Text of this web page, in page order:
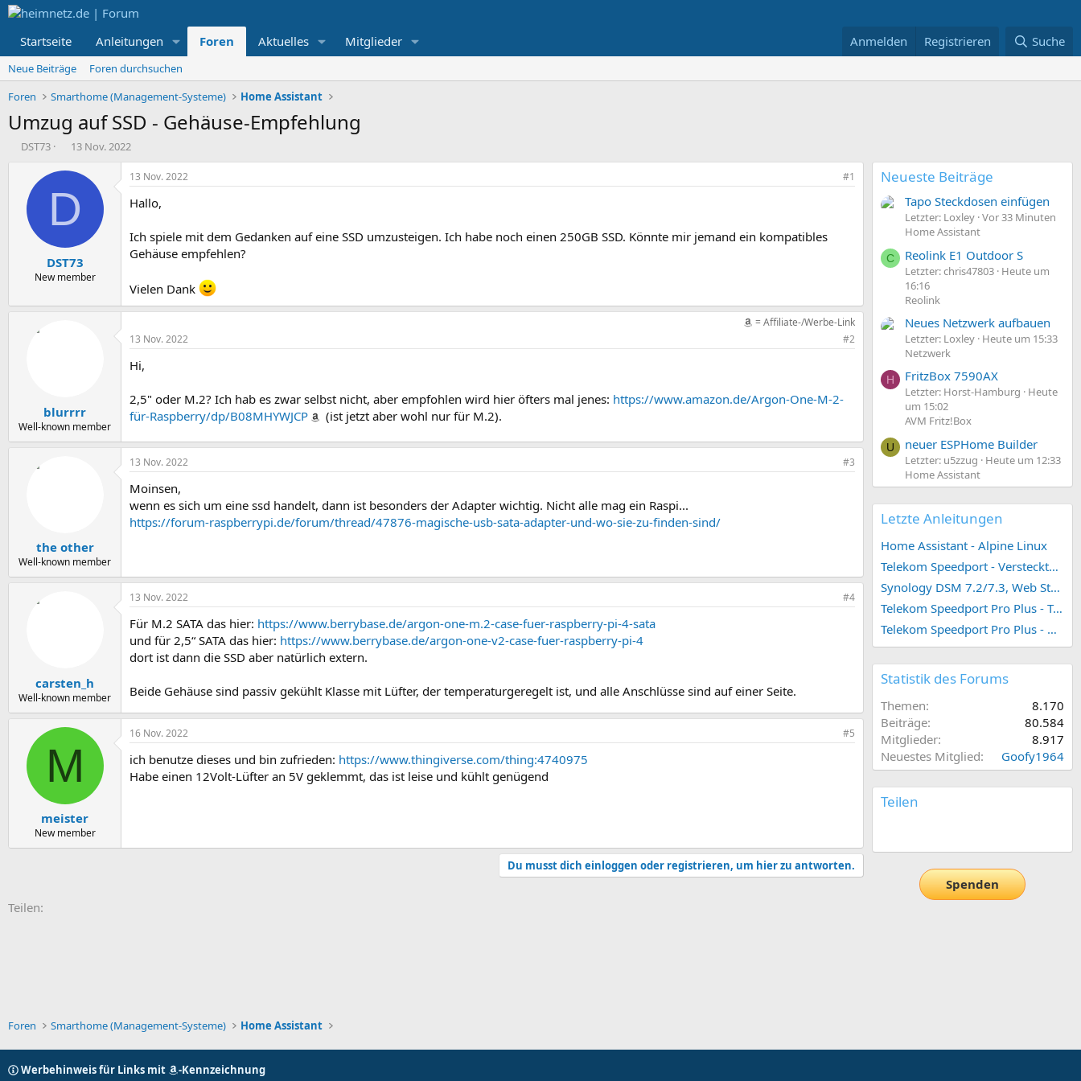
Startseite Anleitungen Foren Aktuelles Mitglieder Anmelden Registrieren Suche
Neue Beiträge
Foren durchsuchen
Foren
Smarthome (Management-Systeme) Home Assistant
Umzug auf SSD - Gehäuse-Empfehlung
E
DST73
E
s
e
l
t
a
m
13 Nov. 2022
D
DST73
New member
13 Nov. 2022 #1
Hallo,
Ich spiele mit dem Gedanken auf eine SSD umzusteigen. Ich habe noch einen 250GB SSD. Könnte mir jemand ein kompatibles
Gehäuse empfehlen?
Vielen Dank
blurrrr
Well-known member
= Affiliate-/Werbe-Link
13 Nov. 2022
#2
Hi,
2,5" oder M.2? Ich hab es zwar selbst nicht, aber empfohlen wird hier öfters mal jenes: https://www.amazon.de/Argon-One-M-2-
für-Raspberry/dp/B08MHYWJCP
(ist jetzt aber wohl nur für M.2).
the other
Well-known member
13 Nov. 2022 #3
Moinsen,
wenn es sich um eine ssd handelt, dann ist besonders der Adapter wichtig. Nicht alle mag ein Raspi...
https://forum-raspberrypi.de/forum/thread/47876-magische-usb-sata-adapter-und-wo-sie-zu-finden-sind/
carsten_h
Well-known member
13 Nov. 2022 #4
Für M.2 SATA das hier: https://www.berrybase.de/argon-one-m.2-case-fuer-raspberry-pi-4-sata
und für 2,5“ SATA das hier: https://www.berrybase.de/argon-one-v2-case-fuer-raspberry-pi-4
dort ist dann die SSD aber natürlich extern.
Beide Gehäuse sind passiv gekühlt Klasse mit Lüfter, der temperaturgeregelt ist, und alle Anschlüsse sind auf einer Seite.
M
meister
New member
16 Nov. 2022 #5
ich benutze dieses und bin zufrieden: https://www.thingiverse.com/thing:4740975
Habe einen 12Volt-Lüfter an 5V geklemmt, das ist leise und kühlt genügend
Du musst dich einloggen oder registrieren, um hier zu antworten.
Teilen:
Neueste Beiträge
Tapo Steckdosen einfügen
Letzter: Loxley Vor 33 Minuten
Home Assistant
C Reolink E1 Outdoor S
Letzter: chris47803 Heute um
16:16
Reolink
Neues Netzwerk aufbauen
Letzter: Loxley Heute um 15:33
Netzwerk
H FritzBox 7590AX
Letzter: Horst-Hamburg
Heute
um 15:02
AVM Fritz!Box
U neuer ESPHome Builder
Letzter: u5zzug
Heute um 12:33
Home Assistant
Letzte Anleitungen
Home Assistant - Alpine Linux
Telekom Speedport - Versteckte Konfigurationen
Synology DSM 7.2/7.3, Web Station 4, Webdienst und Webportal erstellen (ehemals vHost)
Telekom Speedport Pro Plus - Telefonie einrichten
Telekom Speedport Pro Plus - Netzwerk einrichten
Statistik des Forums
Themen
8.170
Beiträge
80.584
Mitglieder
8.917
Neuestes Mitglied
Goofy1964
Teilen
Spenden
Foren Smarthome (Management-Systeme) Home Assistant
Werbehinweis für Links mit -Kennzeichnung